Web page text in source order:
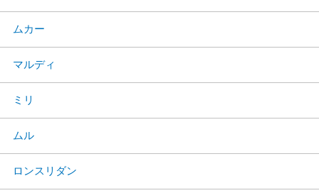
ムカー
マルディ
ミリ
ムル
ロンスリダン